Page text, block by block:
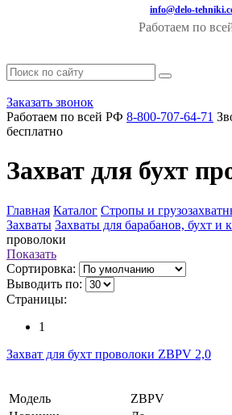
info@delo-
Работаем по
Заказать звонок
Работаем по всей РФ 8-800-707-64-71
бесплатно
Захват для бухт
Главная Каталог Стропы и
Захваты Захваты для барабанов, бухт и
проволоки
Показать
Сортировка:
Выводить по:
Страницы:
1
Захват для бухт проволоки ZBPV 2,0
Модель
ZBPV